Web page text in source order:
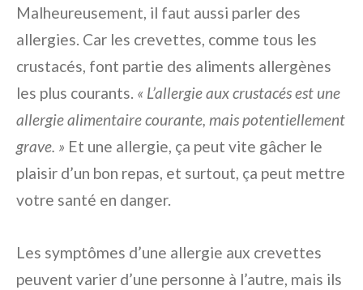
Malheureusement, il faut aussi parler des
allergies. Car les crevettes, comme tous les
crustacés, font partie des aliments allergènes
les plus courants. « L’allergie aux crustacés est une
allergie alimentaire courante, mais potentiellement
grave. » Et une allergie, ça peut vite gâcher le
plaisir d’un bon repas, et surtout, ça peut mettre
votre santé en danger.
Les symptômes d’une allergie aux crevettes
peuvent varier d’une personne à l’autre, mais ils